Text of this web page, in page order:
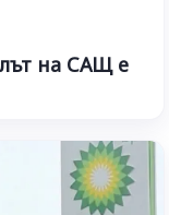
на САЩ е